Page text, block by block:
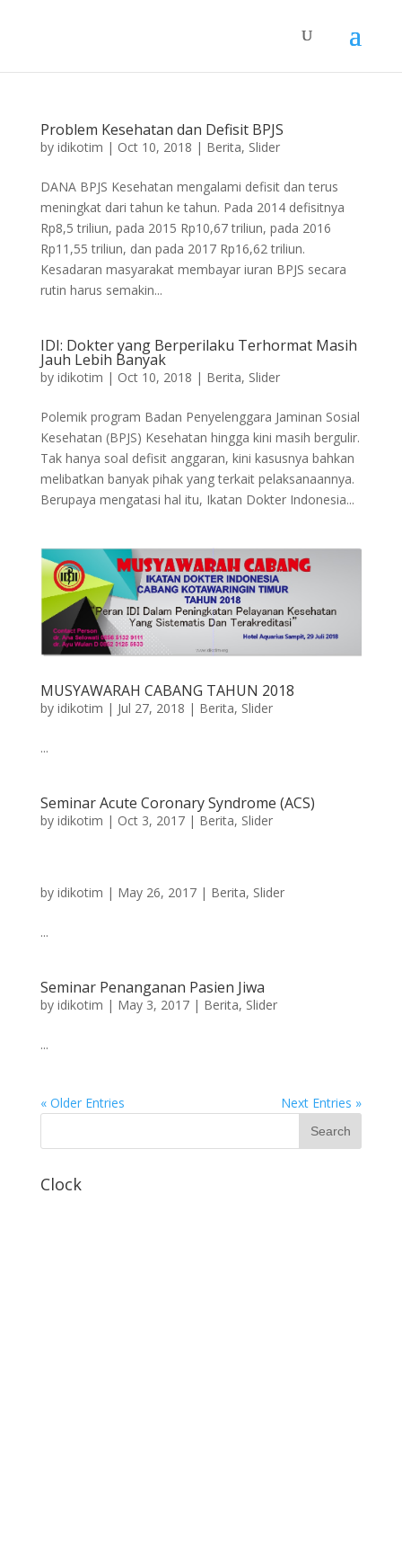
Problem Kesehatan dan Defisit BPJS
by idikotim | Oct 10, 2018 | Berita, Slider
DANA BPJS Kesehatan mengalami defisit dan terus
meningkat dari tahun ke tahun. Pada 2014 defisitnya
Rp8,5 triliun, pada 2015 Rp10,67 triliun, pada 2016
Rp11,55 triliun, dan pada 2017 Rp16,62 triliun.
Kesadaran masyarakat membayar iuran BPJS secara
rutin harus semakin...
IDI: Dokter yang Berperilaku Terhormat Masih
Jauh Lebih Banyak
by idikotim | Oct 10, 2018 | Berita, Slider
Polemik program Badan Penyelenggara Jaminan Sosial
Kesehatan (BPJS) Kesehatan hingga kini masih bergulir.
Tak hanya soal defisit anggaran, kini kasusnya bahkan
melibatkan banyak pihak yang terkait pelaksanaannya.
Berupaya mengatasi hal itu, Ikatan Dokter Indonesia...
MUSYAWARAH CABANG TAHUN 2018
by idikotim | Jul 27, 2018 | Berita, Slider
...
Seminar Acute Coronary Syndrome (ACS)
by idikotim | Oct 3, 2017| Berita, Slider
by idikotim | May 26, 2017| Berita, Slider
...
Seminar Penanganan Pasien Jiwa
by idikotim | May 3, 2017| Berita, Slider
...
« Older Entries Next Entries »
Clock